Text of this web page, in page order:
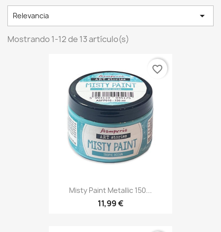
Relevancia 
Mostrando 1-12 de 13 artículo(s)
Misty Paint Metallic 150...
11,99 €
favorite_border